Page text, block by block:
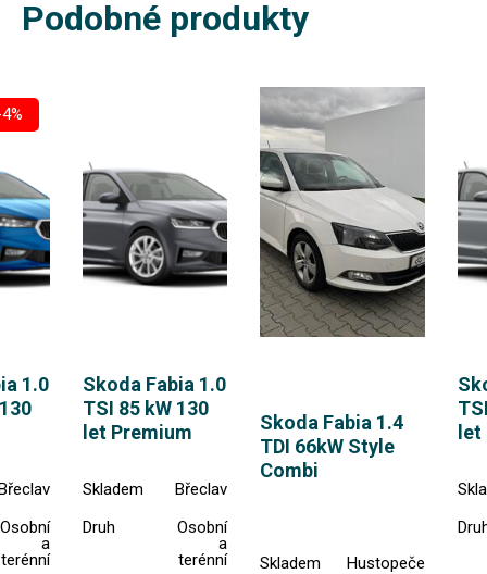
Podobné produkty
1.0
Osobní
a
terénní
Skoda Fabia 1.0
TSI 85 kW 130
let Premium
Skladem
Břeclav
Druh
Osobní
a
terénní
Skoda Fabia 1.4
TDI 66kW Style
Combi
Skladem
Hustopeče
let